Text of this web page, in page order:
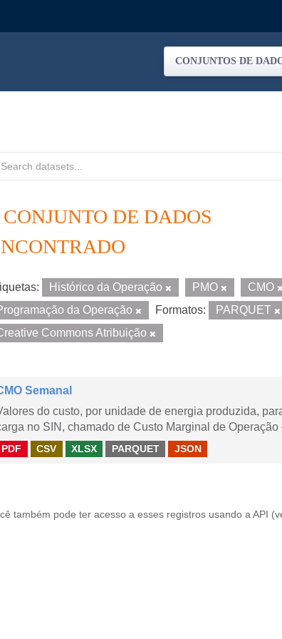
CONJUNTOS DE
CONJUNTO DE DADOS
Histórico da Operação PMO CMO
da Operação
Formatos: PARQUET
Commons Atribuição
Semanal
do custo, por unidade de energia produzida,
no SIN, chamado de Custo Marginal de Operação
PDF CSV XLSX PARQUET JSON
também pode ter acesso a esses registros usando a API